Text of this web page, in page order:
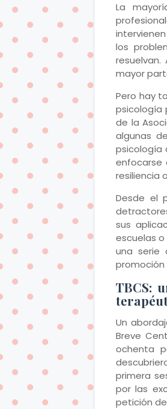
La
los
mayor
Pero hay
psicología
de la
algunas
psicología
enfocarse
resiliencia
Desde el
sus
escuelas
una serie
promoción
TBCS:
Un
Breve
ochenta
primera
por las
petición